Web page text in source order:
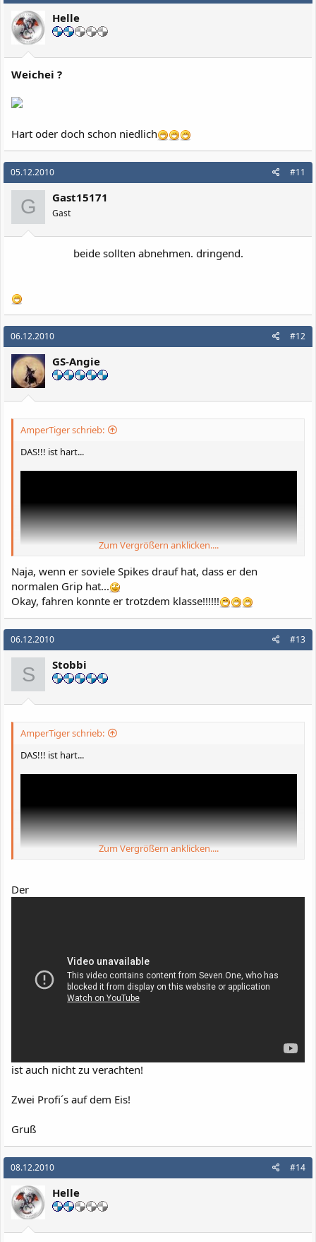
Helle
Weichei ?
Hart oder doch schon niedlich
05.12.2010 #11
G Gast15171
Gast
beide sollten abnehmen. dringend.​
06.12.2010 #12
GS-Angie
AmperTiger schrieb:
DAS!!! ist hart...
Zum Vergrößern anklicken....
Naja, wenn er soviele Spikes drauf hat, dass er den
normalen Grip hat...
Okay, fahren konnte er trotzdem klasse!!!!!!
06.12.2010 #13
S Stobbi
AmperTiger schrieb:
DAS!!! ist hart...
Zum Vergrößern anklicken....
Der
ist auch nicht zu verachten!
Zwei Profi´s auf dem Eis!
Gruß
08.12.2010 #14
Helle